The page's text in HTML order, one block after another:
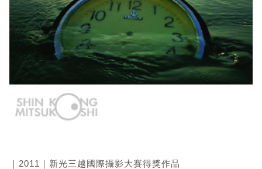
｜2011｜新光三越國際攝影大賽得獎作品